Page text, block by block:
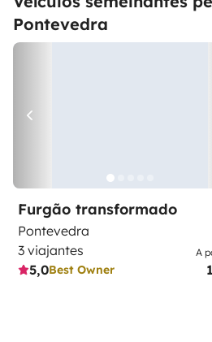
Pontevedra
Furgão transformado
Pontevedra
3 viajantes
5,0Best Owner
A